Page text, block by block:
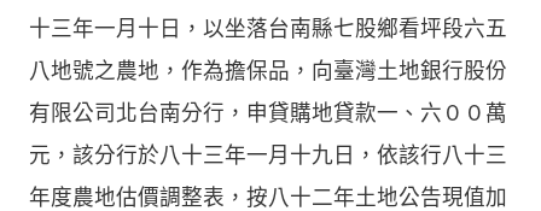
十三年一月十日，以坐落台南縣七股鄉看坪段六五
八地號之農地，作為擔保品，向臺灣土地銀行股份
有限公司北台南分行，申貸購地貸款一、六００萬
元，該分行於八十三年一月十九日，依該行八十三
年度農地估價調整表，按八十二年土地公告現值加